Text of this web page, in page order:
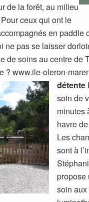
de la forêt, au milieu
ceux qui ont le
en paddle
ne pas se laisser
de soins au centre de
? www.ile-oleron-
détente
soin de
minutes
havre
Les
sont à
propose
soin